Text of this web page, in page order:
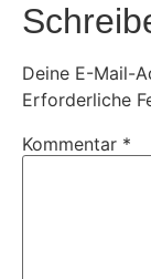
Deine E-Mail-
Erforderliche
Kommentar *